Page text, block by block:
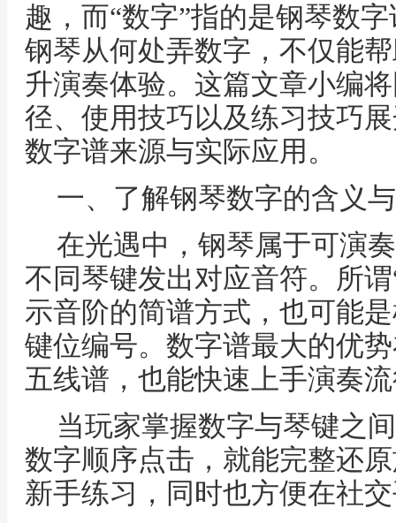
趣，而“数字”指的是钢琴数
钢琴从何处弄数字，不仅能
升演奏体验。这篇文章小编
径、使用技巧以及练习技巧
数字谱来源与实际应用。
一、了解钢琴数字的含义
在光遇中，钢琴属于可演
不同琴键发出对应音符。所
示音阶的简谱方式，也可能
键位编号。数字谱最大的优
五线谱，也能快速上手演奏
当玩家掌握数字与琴键之
数字顺序点击，就能完整还
新手练习，同时也方便在社